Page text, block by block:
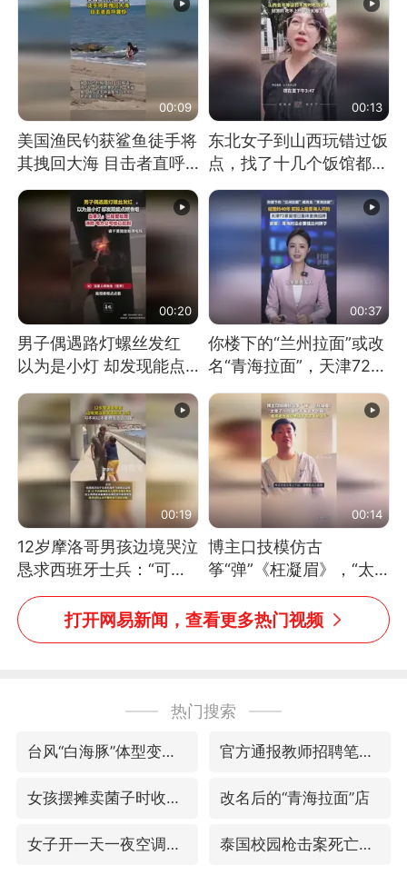
00:09
美国渔民钓获鲨鱼徒手将
其拽回大海 目击者直呼
震惊 （视频来源：参考
消息）
00:13
东北女子到山西玩错过饭
点，找了十几个饭馆都没
开门：午休到几点
00:20
男子偶遇路灯螺丝发红
以为是小灯 却发现能点
燃香烟 当事人：已报警
处理
00:37
你楼下的“兰州拉面”或改
名“青海拉面”，天津72家
面馆已集体更换招牌
00:19
12岁摩洛哥男孩边境哭泣
恳求西班牙士兵：“可不
可以不要把我遣返回国”
00:14
博主口技模仿古
筝“弹”《枉凝眉》，“太
像了～你是吃古筝长大的
吗？”“或将成为首位考级
不带古筝的选手。”（来
打开网易新闻，查看更多热门视频
热门搜索
台风“白海豚”体型变大！环流面积接近13个浙江那么大 官方通报教师招聘笔试前13名被淘汰
女孩摆摊卖菌子时收到北大通知书 改名后的“青海拉面”店
女子开一天一夜空调后二氧化碳中毒 泰国校园枪击案死亡人数升至7人